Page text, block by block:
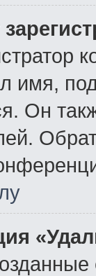
имя,
Он